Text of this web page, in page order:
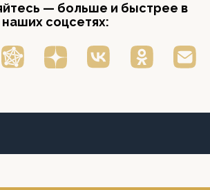
— больше и быстрее в
наших соцсетях: